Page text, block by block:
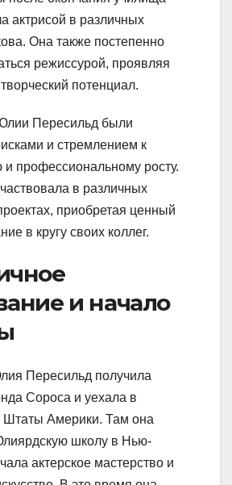
актрисой в различных
Она также постепенно
режиссурой, проявляя
потенциал.
Пересильд были
и стремлением к
профессиональному росту.
в различных
приобретая ценный
в кругу своих коллег.
и начало
Пересильд получила
Сороса и уехала в
Америки. Там она
школу в Нью-
актерское мастерство и